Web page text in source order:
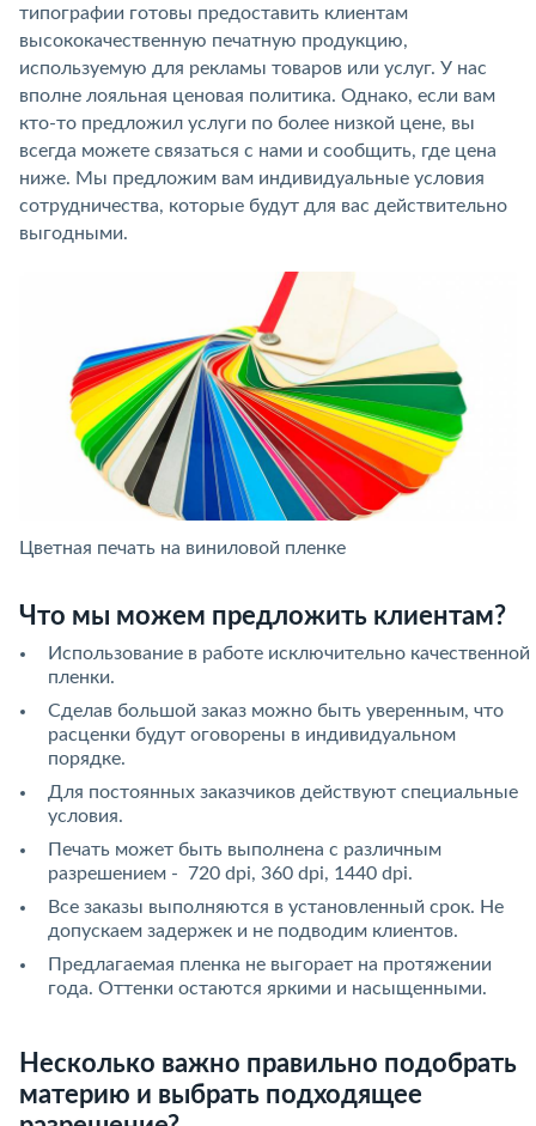
типографии готовы предоставить клиентам
высококачественную печатную продукцию,
используемую для рекламы товаров или услуг. У нас
вполне лояльная ценовая политика. Однако, если вам
кто-то предложил услуги по более низкой цене, вы
всегда можете связаться с нами и сообщить, где цена
ниже. Мы предложим вам индивидуальные условия
сотрудничества, которые будут для вас действительно
выгодными.
Цветная печать на виниловой пленке
Что мы можем предложить клиентам?
Использование в работе исключительно качественной
пленки.
Сделав большой заказ можно быть уверенным, что
расценки будут оговорены в индивидуальном
порядке.
Для постоянных заказчиков действуют специальные
условия.
Печать может быть выполнена с различным
разрешением - 720 dpi, 360 dpi, 1440 dpi.
Все заказы выполняются в установленный срок. Не
допускаем задержек и не подводим клиентов.
Предлагаемая пленка не выгорает на протяжении
года. Оттенки остаются яркими и насыщенными.
Несколько важно правильно подобрать
материю и выбрать подходящее